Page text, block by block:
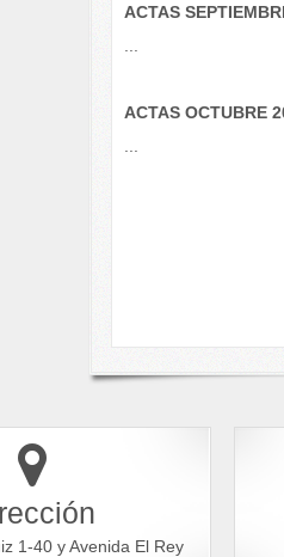
ACTAS
ACTAS OCTUBRE
1-40 y Avenida El Rey